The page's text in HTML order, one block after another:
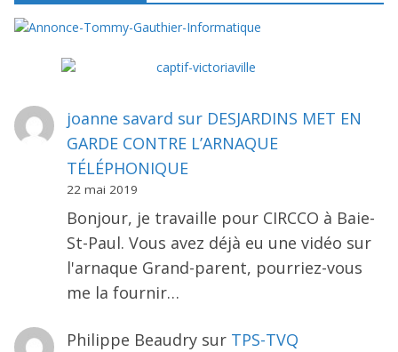
joanne savard sur DESJARDINS MET EN
GARDE CONTRE L’ARNAQUE
TÉLÉPHONIQUE
22 mai 2019
Bonjour, je travaille pour CIRCCO à Baie-
St-Paul. Vous avez déjà eu une vidéo sur
l'arnaque Grand-parent, pourriez-vous
me la fournir…
Philippe Beaudrysur TPS-TVQ